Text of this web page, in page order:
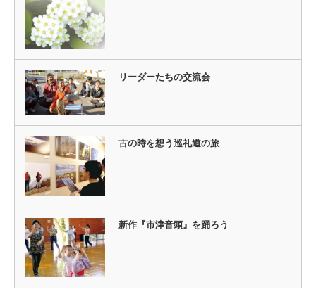
リーダーたちの交流会
古の時を想う巡礼道の旅
新作『市津音頭』を踊ろう